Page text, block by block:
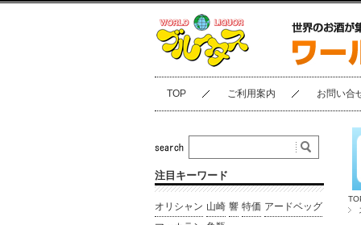
TOP ご利用案内 お問い合
注目キーワード
オリシャン 山崎 響 特価 アードベッグ